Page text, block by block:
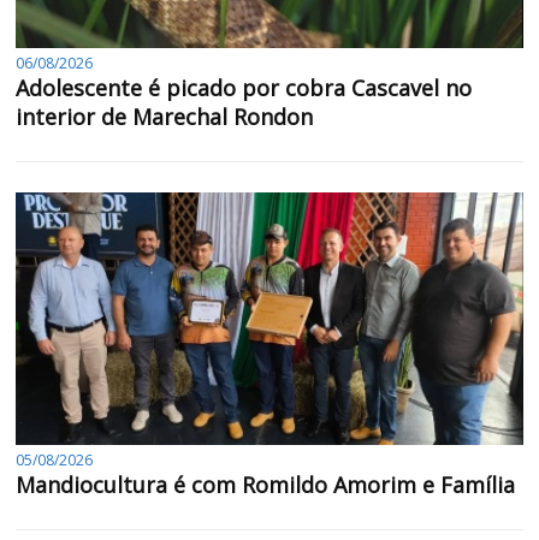
06/08/2026
Adolescente é picado por cobra Cascavel no
interior de Marechal Rondon
05/08/2026
Mandiocultura é com Romildo Amorim e Família